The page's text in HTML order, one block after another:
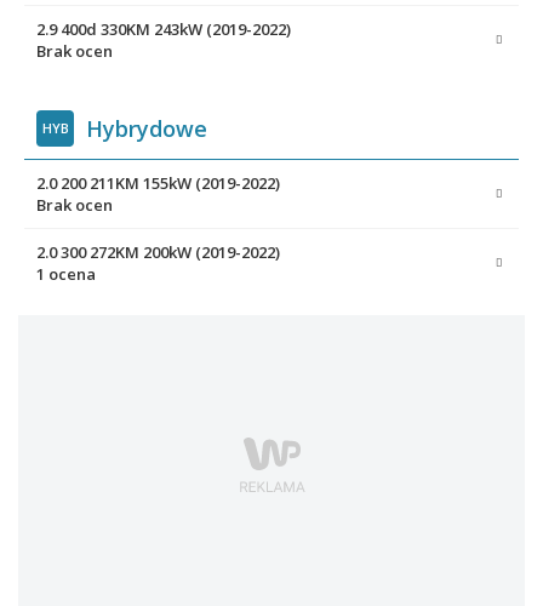
2.9 400d 330KM 243kW (2019-2022)
Brak ocen
HYB Hybrydowe
2.0 200 211KM 155kW (2019-2022)
Brak ocen
2.0 300 272KM 200kW (2019-2022)
1 ocena